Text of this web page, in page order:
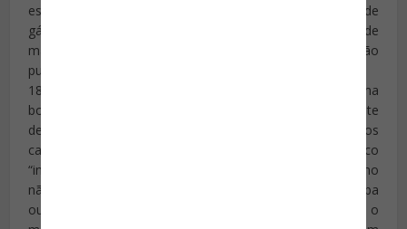
estações de controle de energia, próximo a estoques de
gás ou combustíveis, painéis de controle, salas de
máquinas e praticamente todo lugar onde sua detonação
puder ampliar danos ou mortes.
18. Embora possam ser camufladas, normalmente uma
bomba será um objeto suspeito, que aparentemente
destoe na paisagem de um referido local. Na maioria dos
casos, será uma caixa, pacote, mala, mochila ou saco
“inocentes”, aparentemente esquecidos no local. Como
não se pode saber se se trata realmente de uma bomba
ou (no caso de ser mesmo um artefato explosivo) como o